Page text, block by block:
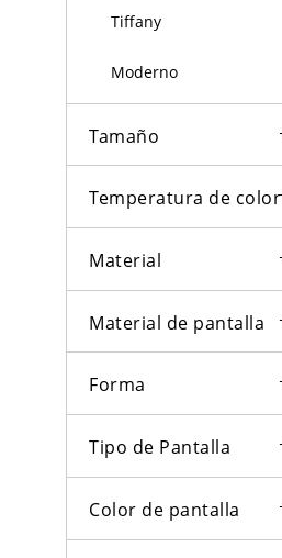
Tiffany
Moderno
Tamaño
Temperatura de color
Material
Material de pantalla
Forma
Tipo de Pantalla
Color de pantalla